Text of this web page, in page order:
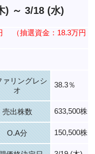
) ～ 3/18 (水)
（抽選資金：18.3万円
ァリングレシ
オ
38.3％
売出株数 633,500株
O.A分 150,500株